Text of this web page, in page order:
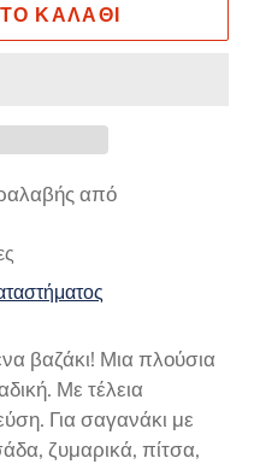
ΚΑΛΆΘΙ
από
βαζάκι! Μια πλούσια
Με τέλεια
Για σαγανάκι με
ζυμαρικά, πίτσα,